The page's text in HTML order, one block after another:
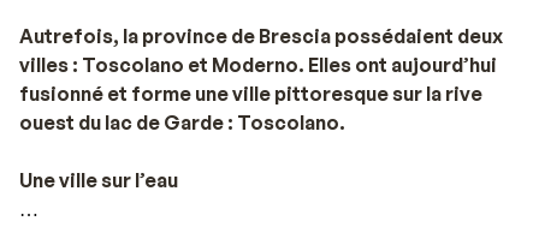
Autrefois, la province de Brescia possédaient deux
villes : Toscolano et Moderno. Elles ont aujourd’hui
fusionné et forme une ville pittoresque sur la rive
ouest du lac de Garde : Toscolano.
Une ville sur l’eau